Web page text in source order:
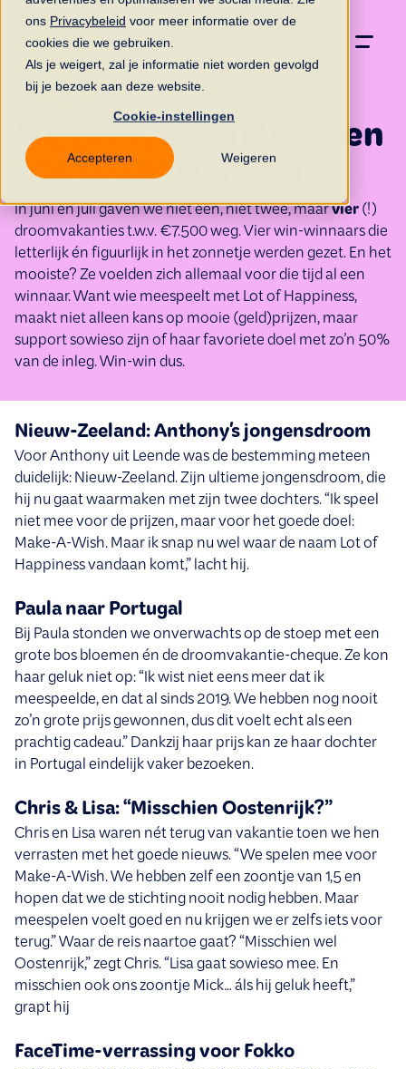
ons Privacybeleid voor meer informatie over de
cookies die we gebruiken.
Als je weigert, zal je informatie niet worden gevolgd
bij je bezoek aan deze website.
Cookie-instellingen
Accepteren Weigeren
Slippers, zonnebril... en
een droomvakantie!
In juni en juli gaven we niet een, niet twee, maarvier (!)
droomvakanties t.w.v. €7.500 weg. Vier win-winnaars die
letterlijk én figuurlijk in het zonnetje werden gezet. En het
mooiste? Ze voelden zich allemaal voor die tijd al een
winnaar. Want wie meespeelt met Lot of Happiness,
maakt niet alleen kans op mooie (geld)prijzen, maar
support sowieso zijn of haar favoriete doel met zo’n 50%
van de inleg. Win-win dus.
Nieuw-Zeeland: Anthony's jongensdroom
Voor Anthony uit Leende was de bestemming meteen
duidelijk: Nieuw-Zeeland. Zijn ultieme jongensdroom, die
hij nu gaat waarmaken met zijn twee dochters. “Ik speel
niet mee voor de prijzen, maar voor het goede doel:
Make-A-Wish. Maar ik snap nu wel waar de naam Lot of
Happiness vandaan komt,” lacht hij.
Paula naar Portugal
Bij Paula stonden we onverwachts op de stoep met een
grote bos bloemen én de droomvakantie-cheque. Ze kon
haar geluk niet op: “Ik wist niet eens meer dat ik
meespeelde, en dat al sinds 2019. We hebben nog nooit
zo’n grote prijs gewonnen, dus dit voelt echt als een
prachtig cadeau.” Dankzij haar prijs kan ze haar dochter
in Portugal eindelijk vaker bezoeken.
Chris & Lisa: “Misschien Oostenrijk?”
Chris en Lisa waren nét terug van vakantie toen we hen
verrasten met het goede nieuws. “We spelen mee voor
Make-A-Wish. We hebben zelf een zoontje van 1,5 en
hopen dat we de stichting nooit nodig hebben. Maar
meespelen voelt goed en nu krijgen we er zelfs iets voor
terug.” Waar de reis naartoe gaat? “Misschien wel
Oostenrijk,” zegt Chris. “Lisa gaat sowieso mee. En
misschien ook ons zoontje Mick… áls hij geluk heeft,”
grapt hij
FaceTime-verrassing voor Fokko